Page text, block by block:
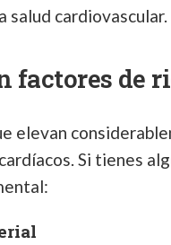
salud cardiovascular.
factores de
elevan
Si tienes